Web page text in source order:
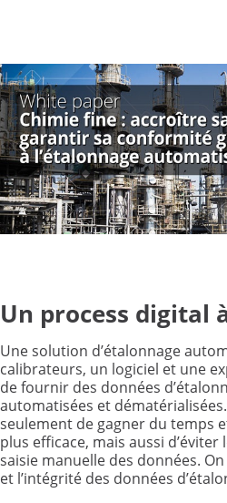
Un process digital
Une solution d’étalonnage
calibrateurs, un logiciel et une
de fournir des données
automatisées et
seulement de gagner du temps
plus efficace, mais aussi
saisie manuelle des données.
et l’intégrité des données